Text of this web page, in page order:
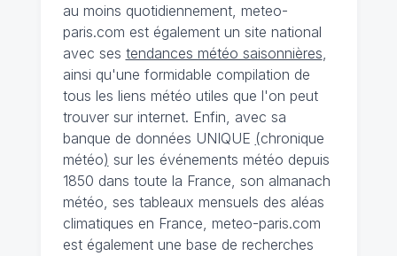
au moins quotidiennement, meteo-
paris.com est également un site national
avec ses tendances météo saisonnières,
ainsi qu'une formidable compilation de
tous les liens météo utiles que l'on peut
trouver sur internet. Enfin, avec sa
banque de données UNIQUE (chronique
météo) sur les événements météo depuis
1850 dans toute la France, son almanach
météo, ses tableaux mensuels des aléas
climatiques en France, meteo-paris.com
est également une base de recherches